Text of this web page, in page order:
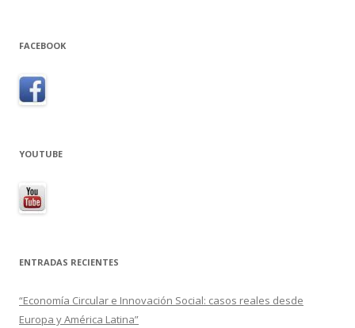
FACEBOOK
YOUTUBE
ENTRADAS RECIENTES
“Economía Circular e Innovación Social: casos reales desde
Europa y América Latina”